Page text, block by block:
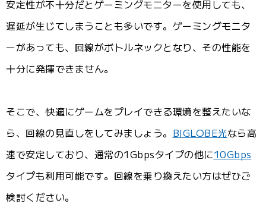
安定性が不十分だとゲーミングモニターを使用しても、
遅延が生じてしまうことも多いです。ゲーミングモニタ
ーがあっても、回線がボトルネックとなり、その性能を
十分に発揮できません。
そこで、快適にゲームをプレイできる環境を整えたいな
ら、回線の見直しをしてみましょう。 BIGLOBE光なら高
速で安定しており、通常の1Gbpsタイプの他に10Gbps
タイプも利用可能です。回線を乗り換えたい方はぜひご
検討ください。